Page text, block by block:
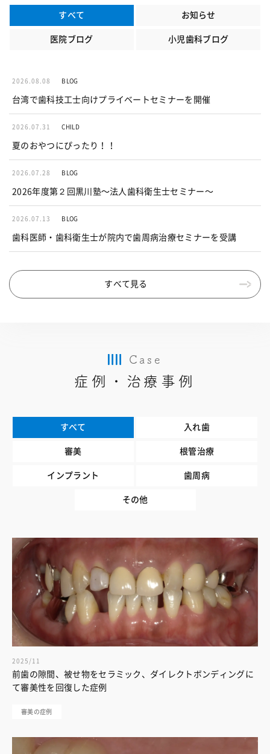
すべて お知らせ
医院ブログ 小児歯科ブログ
2026.08.08 BLOG
台湾で歯科技工士向けプライベートセミナーを開催
2026.07.31 CHILD
夏のおやつにぴったり！！
2026.07.28 BLOG
2026年度第２回黒川塾〜法人歯科衛生士セミナー〜
2026.07.13 BLOG
歯科医師・歯科衛生士が院内で歯周病治療セミナーを受講
すべて見る
Case
症例・治療事例
すべて 入れ歯
審美 根管治療
インプラント 歯周病
その他
2025/11
前歯の隙間、被せ物をセラミック、ダイレクトボンディングに
て審美性を回復した症例
審美の症例